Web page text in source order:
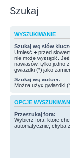
Szukaj
WYSZUKIWANIE
Szukaj wg słów
Umieść + przed
nie może wystąpić.
nawiasów, tylko jedno
gwiazdki (*) jako
Szukaj wg autora:
Można użyć gwiazdki
OPCJE
Przeszukaj fora:
Wybierz fora, które
automatycznie, chyba